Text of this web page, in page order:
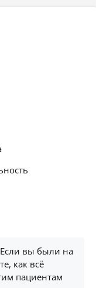
вы были на
как всё
пациентам